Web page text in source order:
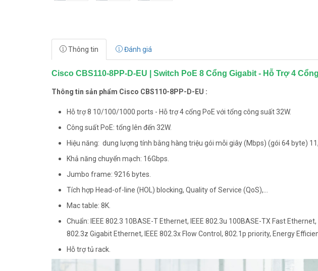
Thông tin Đánh giá
Cisco CBS110-8PP-D-EU | Switch PoE 8 Cổng Gigabit - Hỗ Trợ 4
Thông tin sản phẩm Cisco CBS110-8PP-D-EU :
Hỗ trợ 8 10/100/1000 ports - Hỗ trợ 4 cổng PoE với tổng công suất 32W.
Công suất PoE: tổng lên đến 32W.
Hiệu năng: dung lượng tính bằng hàng triệu gói mỗi giây (Mbps) (gói 64 byte)
Khả năng chuyển mạch: 16Gbps.
Jumbo frame: 9216 bytes.
Tích hợp Head-of-line (HOL) blocking, Quality of Service (QoS),...
Mac table: 8K.
Chuẩn: IEEE 802.3 10BASE-T Ethernet, IEEE 802.3u 100BASE-TX Fast
802.3z Gigabit Ethernet, IEEE 802.3x Flow Control, 802.1p priority, Energy
Hỗ trợ tủ rack.